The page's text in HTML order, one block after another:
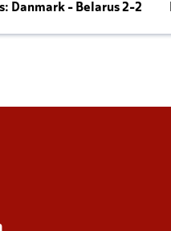
Danmark - Belarus 2-2